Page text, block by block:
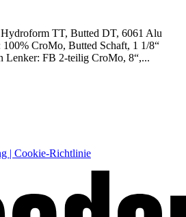
TT, Butted DT, 6061 Alu
100% CroMo, Butted Schaft, 1 1/8“
Lenker: FB 2-teilig CroMo, 8“,...
| Cookie-Richtlinie